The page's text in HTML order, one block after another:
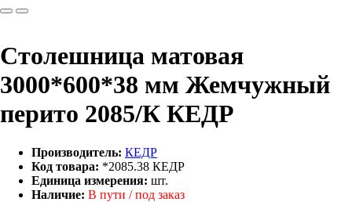
Столешница матовая
3000*600*38 мм Жемчужный
перито 2085/К КЕДР
Производитель: КЕДР
Код товара: *2085.38 КЕДР
Единица измерения: шт.
Наличие: В пути / под заказ